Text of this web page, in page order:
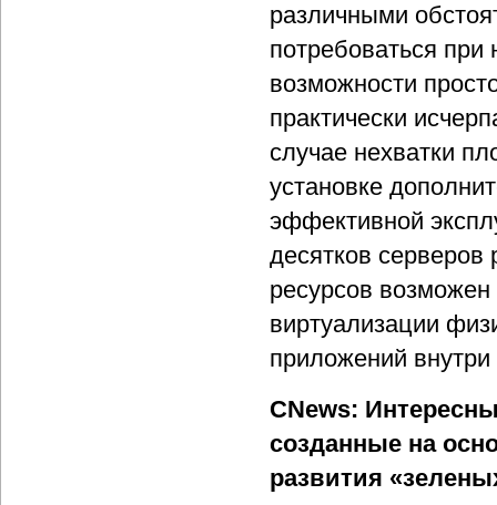
различными
потребоваться
возможности
практически
случае нехватки
установке
эффективной
десятков
ресурсов
виртуализации
приложений
CNews:
созданные на
развития